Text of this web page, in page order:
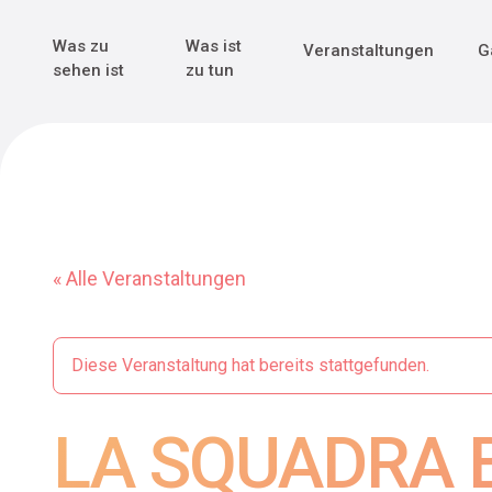
Main Navigation
Was zu
sehen ist
Was ist
zu tun
Veranstaltungen
« Alle Veranstaltungen
Diese Veranstaltung hat bereits stattgefunden.
LA SQUADRA